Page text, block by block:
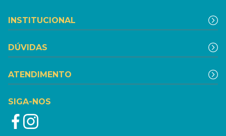
INSTITUCIONAL
DÚVIDAS
ATENDIMENTO
SIGA-NOS